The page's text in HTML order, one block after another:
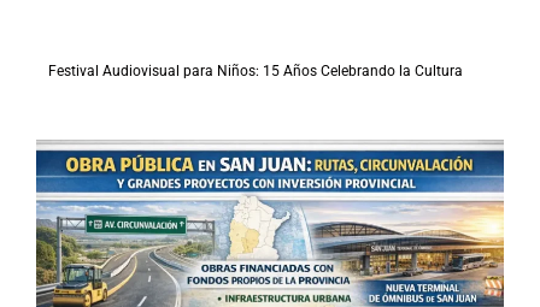
Festival Audiovisual para Niños: 15 Años Celebrando la Cultura